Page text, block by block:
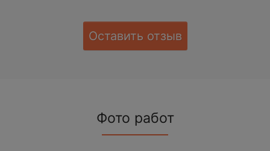
Оставить отзыв
Фото работ